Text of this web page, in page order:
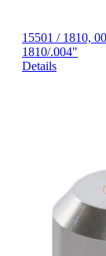
15501 / 1810,
1810/.004"
Details